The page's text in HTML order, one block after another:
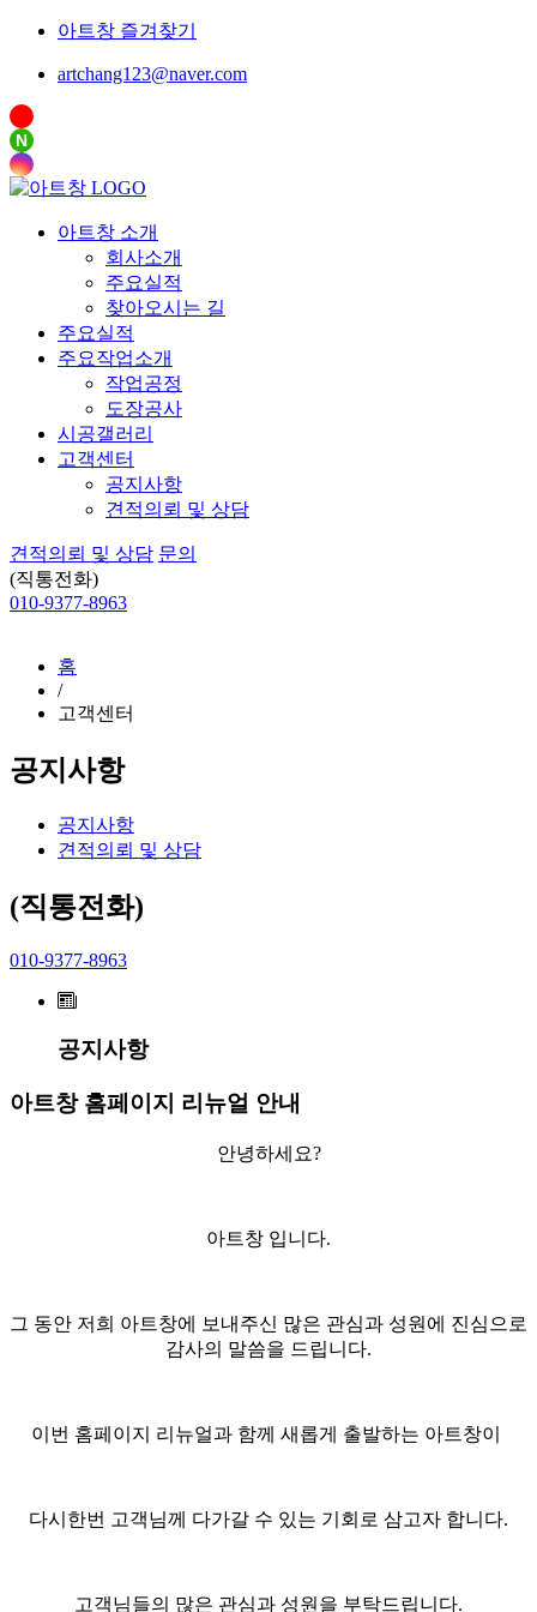
아트창 즐겨찾기
artchang123@naver.com
N
아트창 소개
회사소개
주요실적
찾아오시는 길
주요실적
주요작업소개
작업공정
도장공사
시공갤러리
고객센터
공지사항
견적의뢰 및 상담
견적의뢰 및 상담 문의
(직통전화)
010-9377-8963
홈
/
고객센터
공지사항
공지사항
견적의뢰 및 상담
(직통전화)
010-9377-8963
공지사항
아트창 홈페이지 리뉴얼 안내
안녕하세요?
아트창 입니다.
그 동안 저희 아트창에 보내주신 많은 관심과 성원에 진심으로
감사의 말씀을 드립니다.
이번 홈페이지 리뉴얼과 함께 새롭게 출발하는 아트창이
다시한번 고객님께 다가갈 수 있는 기회로 삼고자 합니다.
고객님들의 많은 관심과 성원을 부탁드립니다.